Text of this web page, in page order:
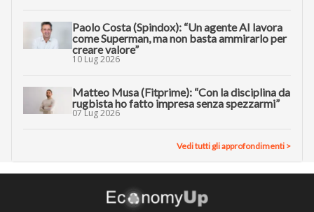
Paolo Costa (Spindox): “Un agente AI lavora
come Superman, ma non basta ammirarlo per
creare valore”
10 Lug 2026
Matteo Musa (Fitprime): “Con la disciplina da
rugbista ho fatto impresa senza spezzarmi”
07 Lug 2026
Vedi tutti gli approfondimenti >